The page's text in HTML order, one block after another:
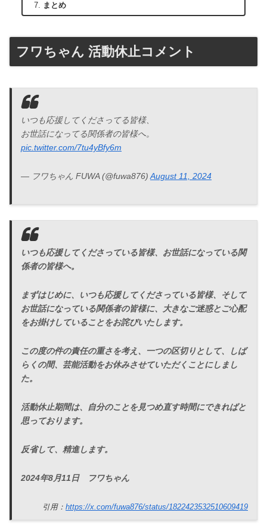
まとめ
フワちゃん 活動休止コメント
いつも応援してくださってる皆様、
お世話になってる関係者の皆様へ。
pic.twitter.com/7tu4yBfy6m
— フワちゃん FUWA (@fuwa876) August 11, 2024
いつも応援してくださっている皆様、お世話になっている関
係者の皆様へ。
まずはじめに、いつも応援してくださっている皆様、そして
お世話になっている関係者の皆様に、大きなご迷惑とご心配
をお掛けしていることをお詫びいたします。
この度の件の責任の重さを考え、一つの区切りとして、しば
らくの間、芸能活動をお休みさせていただくことにしまし
た。
活動休止期間は、自分のことを見つめ直す時間にできればと
思っております。
反省して、精進します。
2024年8月11日 フワちゃん
引用： https://x.com/fuwa876/status/1822423532510609419